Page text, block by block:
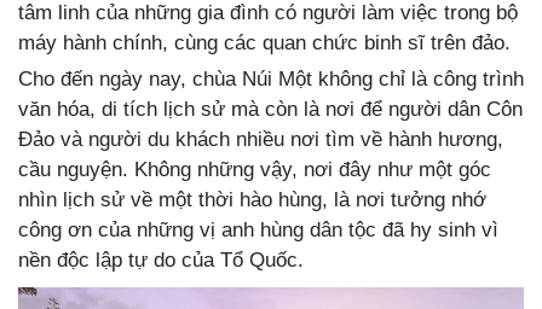
tâm linh của những gia đình có người làm việc trong bộ
máy hành chính, cùng các quan chức binh sĩ trên đảo.
Cho đến ngày nay, chùa Núi Một không chỉ là công trình
văn hóa, di tích lịch sử mà còn là nơi để người dân Côn
Đảo và người du khách nhiều nơi tìm về hành hương,
cầu nguyện. Không những vậy, nơi đây như một góc
nhìn lịch sử về một thời hào hùng, là nơi tưởng nhớ
công ơn của những vị anh hùng dân tộc đã hy sinh vì
nền độc lập tự do của Tổ Quốc.